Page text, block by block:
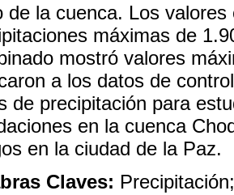
de la cuenca. Los
máximas de
mostró valores
a los datos de
de precipitación para
en la cuenca
en la ciudad de la Paz.
Claves: